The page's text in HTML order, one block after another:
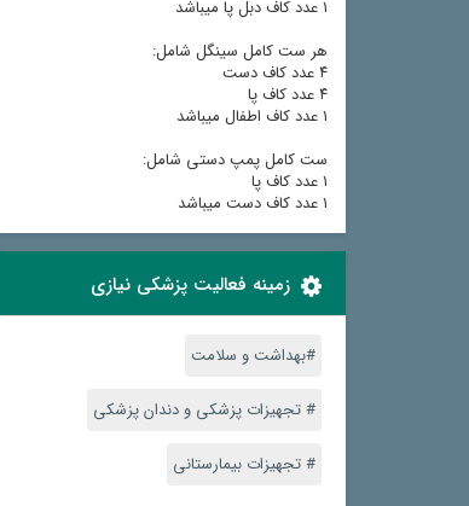
١ عدد کاف دبل پا میباشد
هر ست کامل سینگل شامل:
٤ عدد کاف دست
٤ عدد کاف پا
١ عدد کاف اطفال میباشد
ست کامل پمپ دستی شامل:
١ عدد کاف پا
١ عدد کاف دست میباشد
زمینه فعالیت پزشکی نیازی
#بهداشت و سلامت
# تجهیزات پزشکی و دندان پزشکی
# تجهیزات بیمارستانی